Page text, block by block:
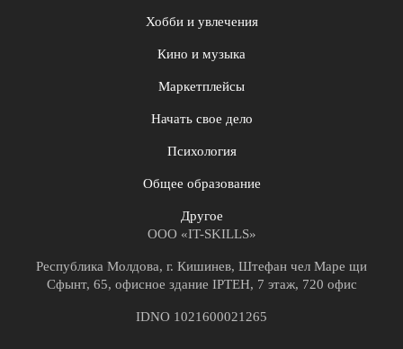
Хобби и увлечения
Кино и музыка
Маркетплейсы
Начать свое дело
Психология
Общее образование
Другое
ООО «IT-SKILLS»
Республика Молдова, г. Кишинев, Штефан чел Маре щи
Сфынт, 65, офисное здание IPTEH, 7 этаж, 720 офис
IDNO 1021600021265